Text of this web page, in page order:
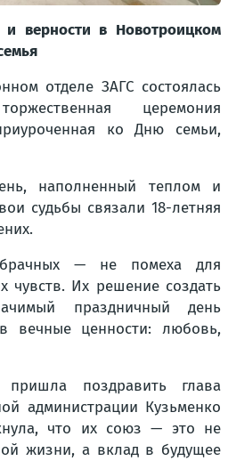
верности в Новотроицком
отделе ЗАГС состоялась
церемония
ко Дню семьи,
наполненный теплом и
судьбы связали 18-летняя
— не помеха для
чувств. Их решение создать
праздничный день
вечные ценности: любовь,
поздравить глава
администрации Кузьменко
что их союз — это не
жизни, а вклад в будущее